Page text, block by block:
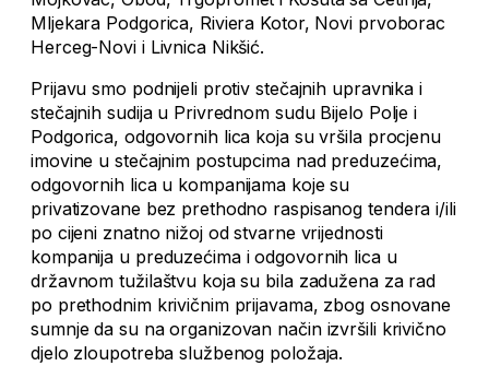
Mljekara Podgorica, Riviera Kotor, Novi prvoborac
Herceg-Novi i Livnica Nikšić.
Prijavu smo podnijeli protiv stečajnih upravnika i
stečajnih sudija u Privrednom sudu Bijelo Polje i
Podgorica, odgovornih lica koja su vršila procjenu
imovine u stečajnim postupcima nad preduzećima,
odgovornih lica u kompanijama koje su
privatizovane bez prethodno raspisanog tendera i/ili
po cijeni znatno nižoj od stvarne vrijednosti
kompanija u preduzećima i odgovornih lica u
državnom tužilaštvu koja su bila zadužena za rad
po prethodnim krivičnim prijavama, zbog osnovane
sumnje da su na organizovan način izvršili krivično
djelo zloupotreba službenog položaja.